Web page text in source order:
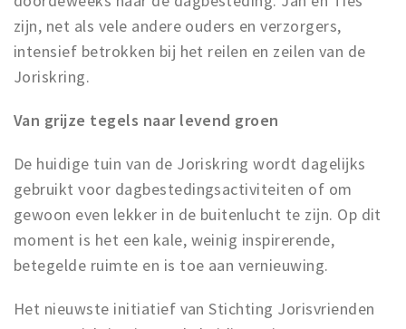
zijn, net als vele andere ouders en verzorgers,
intensief betrokken bij het reilen en zeilen van de
Joriskring.
Van grijze tegels naar levend groen
De huidige tuin van de Joriskring wordt dagelijks
gebruikt voor dagbestedingsactiviteiten of om
gewoon even lekker in de buitenlucht te zijn. Op dit
moment is het een kale, weinig inspirerende,
betegelde ruimte en is toe aan vernieuwing.
Het nieuwste initiatief van Stichting Jorisvrienden